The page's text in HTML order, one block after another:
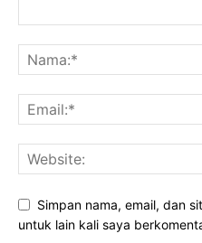
Simpan nama, email, dan
untuk lain kali saya